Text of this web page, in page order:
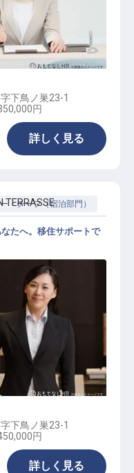
下鳥ノ巣23-1
円
詳しく見る
・チーフ（宿泊部門）
ー
TERRASSE
たへ。移住サポートで
下鳥ノ巣23-1
円
詳しく見る